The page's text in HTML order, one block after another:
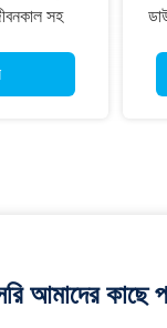
সহ
আমাদের কাছে